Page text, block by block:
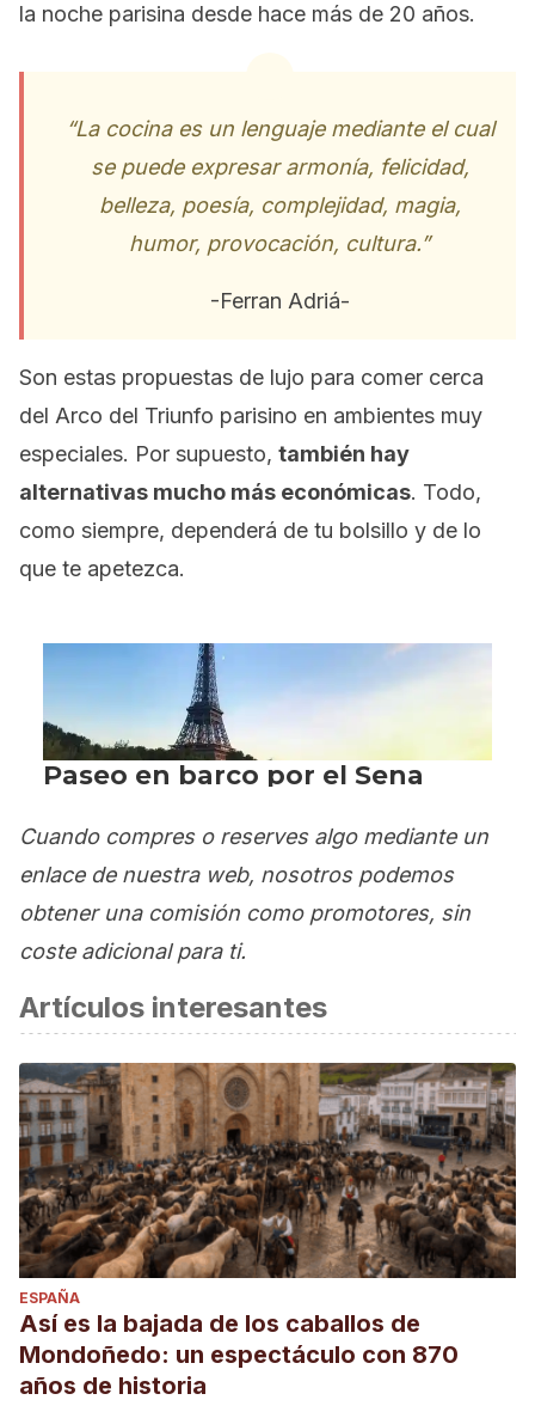
la noche parisina desde hace más de 20 años.
“La cocina es un lenguaje mediante el cual
se puede expresar armonía, felicidad,
belleza, poesía, complejidad, magia,
humor, provocación, cultura.”
-Ferran Adriá-
Son estas propuestas de lujo para comer cerca
del Arco del Triunfo parisino en ambientes muy
especiales. Por supuesto, también hay
alternativas mucho más económicas. Todo,
como siempre, dependerá de tu bolsillo y de lo
que te apetezca.
Cuando compres o reserves algo mediante un
enlace de nuestra web, nosotros podemos
obtener una comisión como promotores, sin
coste adicional para ti.
Artículos interesantes
ESPAÑA
Así es la bajada de los caballos de
Mondoñedo: un espectáculo con 870
años de historia